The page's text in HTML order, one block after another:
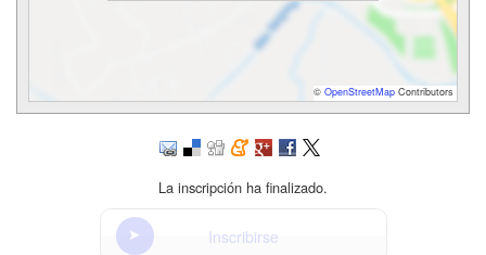
© OpenStreetMap Contributors
La inscripción ha finalizado.
Inscribirse